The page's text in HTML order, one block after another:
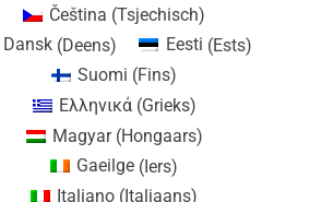
Čeština (Tsjechisch)
Dansk (Deens) Eesti (Ests)
Suomi (Fins)
Ελληνικά(Grieks)
Magyar(Hongaars)
Gaeilge (Iers)
Italiano ( Italiaans)